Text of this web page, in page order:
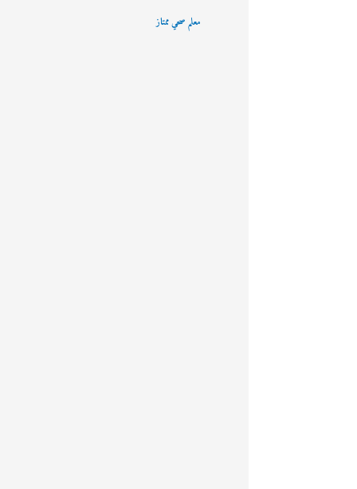
معلم صحي ممتاز